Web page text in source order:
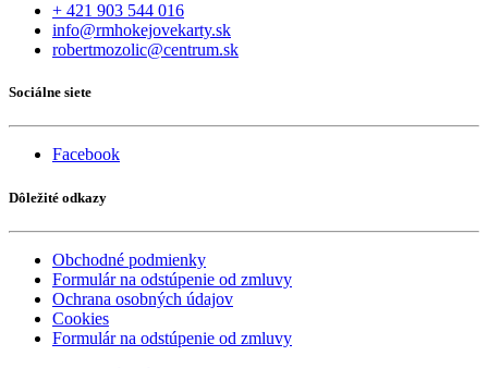
+ 421 903 544 016
info@rmhokejovekarty.sk
robertmozolic@centrum.sk
Sociálne siete
Facebook
Dôležité odkazy
Obchodné podmienky
Formulár na odstúpenie od zmluvy
Ochrana osobných údajov
Cookies
Formulár na odstúpenie od zmluvy